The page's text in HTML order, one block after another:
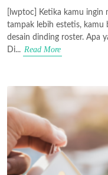
[lwptoc] Ketika kamu ingin
tampak lebih estetis, kamu
desain dinding roster. Apa
Di... Read More